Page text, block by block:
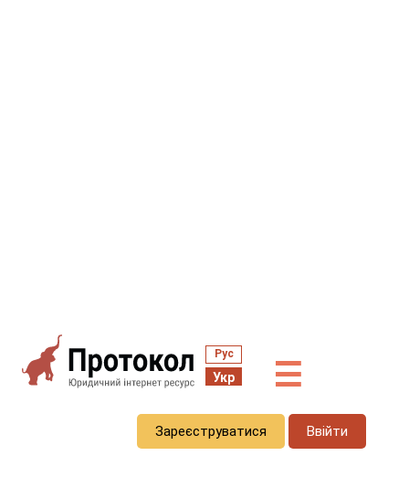
Рус
Укр ☰
Зареєструватися Ввійти